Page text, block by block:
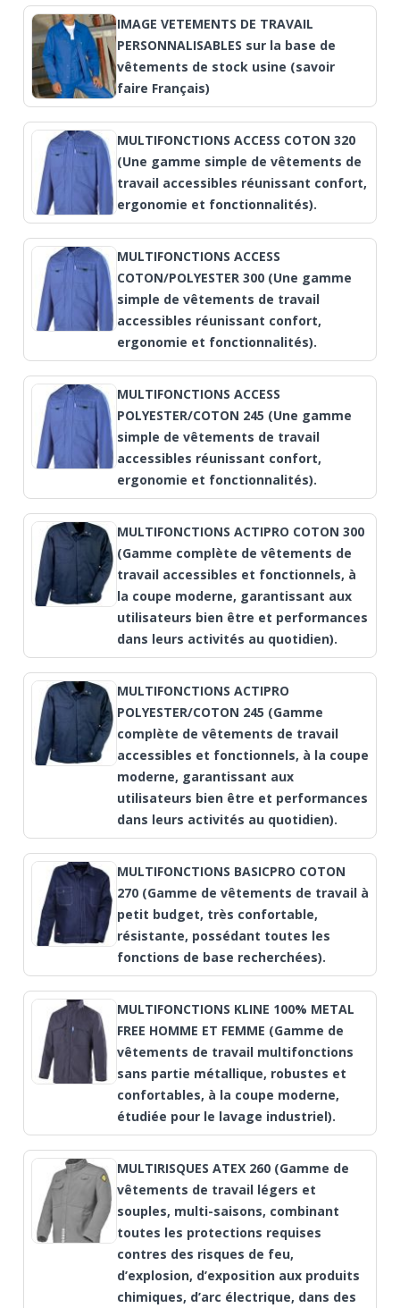
IMAGE VETEMENTS DE TRAVAIL
PERSONNALISABLES sur la base de
vêtements de stock usine (savoir
faire Français)
MULTIFONCTIONS ACCESS COTON 320
(Une gamme simple de vêtements de
travail accessibles réunissant confort,
ergonomie et fonctionnalités).
MULTIFONCTIONS ACCESS
COTON/POLYESTER 300 (Une gamme
simple de vêtements de travail
accessibles réunissant confort,
ergonomie et fonctionnalités).
MULTIFONCTIONS ACCESS
POLYESTER/COTON 245 (Une gamme
simple de vêtements de travail
accessibles réunissant confort,
ergonomie et fonctionnalités).
MULTIFONCTIONS ACTIPRO COTON 300
(Gamme complète de vêtements de
travail accessibles et fonctionnels, à
la coupe moderne, garantissant aux
utilisateurs bien être et performances
dans leurs activités au quotidien).
MULTIFONCTIONS ACTIPRO
POLYESTER/COTON 245 (Gamme
complète de vêtements de travail
accessibles et fonctionnels, à la coupe
moderne, garantissant aux
utilisateurs bien être et performances
dans leurs activités au quotidien).
MULTIFONCTIONS BASICPRO COTON
270 (Gamme de vêtements de travail à
petit budget, très confortable,
résistante, possédant toutes les
fonctions de base recherchées).
MULTIFONCTIONS KLINE 100% METAL
FREE HOMME ET FEMME (Gamme de
vêtements de travail multifonctions
sans partie métallique, robustes et
confortables, à la coupe moderne,
étudiée pour le lavage industriel).
MULTIRISQUES ATEX 260 (Gamme de
vêtements de travail légers et
souples, multi-saisons, combinant
toutes les protections requises
contres des risques de feu,
d’explosion, d’exposition aux produits
chimiques, d’arc électrique, dans des